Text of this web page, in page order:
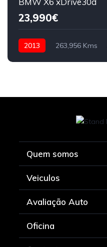
23,990€
2013 263,956 Kms
Quem somos
Veiculos
Avaliação Auto
Oficina